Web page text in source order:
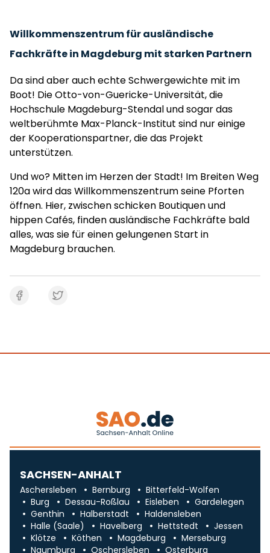
Willkommenszentrum für ausländische
Fachkräfte in Magdeburg mit starken Partnern
Da sind aber auch echte Schwergewichte mit im
Boot! Die Otto-von-Guericke-Universität, die
Hochschule Magdeburg-Stendal und sogar das
weltberühmte Max-Planck-Institut sind nur einige
der Kooperationspartner, die das Projekt
unterstützen.
Und wo? Mitten im Herzen der Stadt! Im Breiten Weg
120a wird das Willkommenszentrum seine Pforten
öffnen. Hier, zwischen schicken Boutiquen und
hippen Cafés, finden ausländische Fachkräfte bald
alles, was sie für einen gelungenen Start in
Magdeburg brauchen.
SACHSEN-ANHALT
Aschersleben Bernburg
Bitterfeld-Wolfen
Burg
Dessau-Roßlau Eisleben
Gardelegen
Genthin
Halberstadt
Haldensleben
Halle (Saale)
Havelberg Hettstedt
Jessen
Klötze
Köthen Magdeburg
Merseburg
Naumburg
Oschersleben Osterburg